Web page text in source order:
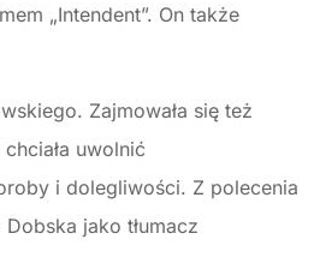
„Intendent”. On także
Zajmowała się też
uwolnić
i dolegliwości. Z polecenia
jako tłumacz